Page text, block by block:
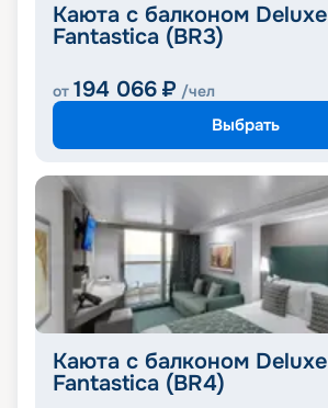
Каюта с балконом Deluxe
Fantastica (BR3)
от 194 066 ₽ /чел
Выбрать
Каюта с балконом Deluxe
Fantastica (BR4)